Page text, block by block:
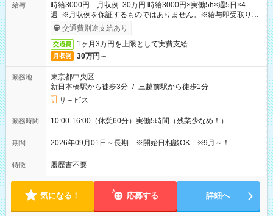
給与
時給3000円 月収例 30万円 時給3000円×実働5h×週5日×4
週 ※月収例を保証するものではありません。※給与即受取りサ
ービス利用可（利用条件有）
交通費別途支給あり
交通費 1ヶ月3万円を上限として実費支給
月収例 30万円～
勤務地
東京都中央区
新日本橋駅から徒歩3分 / 三越前駅から徒歩1分
サ－ビス
勤務時間 10:00-16:00（休憩60分）実働5時間（残業少なめ！）
期間 2026年09月01日～長期 ※開始日相談OK ※9月～！
特徴 履歴書不要
気になる！ 応募する 詳細へ